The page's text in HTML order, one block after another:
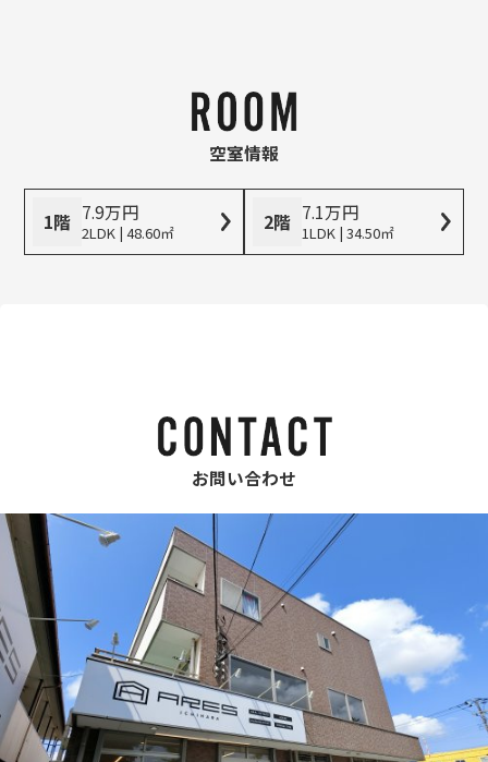
空室情報
1階 7.9万円
2LDK | 48.60㎡ 2階 7.1万円
1LDK | 34.50㎡
お問い合わせ